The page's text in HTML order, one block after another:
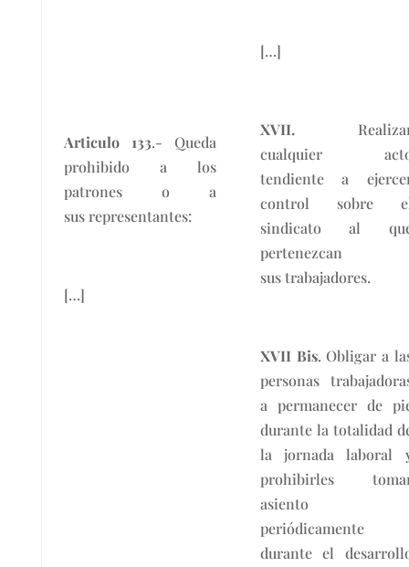
Articulo 133.- Queda
prohibido a los
patrones o a
sus representantes:
[…]
[…]
XVII.
cualquier
tendiente a
control sobre
sindicato al
pertenezcan
sus trabajadores.
XVII Bis. Obligar a
personas
a permanecer de
durante la totalidad
la jornada laboral
prohibirles
asiento
periódicamente
durante el